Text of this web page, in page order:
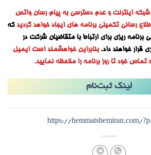
شبکه اینترنت و عدم دسترسی به پیام رسان واتس
رسانی تکمیلی برنامه های ایجاد خواهد گردید که
برنامه ریزی برای ارتباط با متقاضیان شرکت در
قرار خواهند داد. بنابراین خواهشمند است ایمیل
خود تا روز برنامه را ملاحظه نمایید.
لینک ثبت‌نام
https://hemmatshemiran.com/